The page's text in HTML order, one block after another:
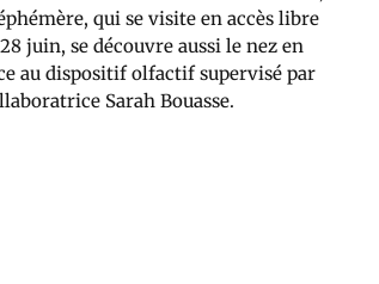
qui se visite en accès libre
28 juin, se découvre aussi le nez en
au dispositif olfactif supervisé par
Sarah Bouasse.